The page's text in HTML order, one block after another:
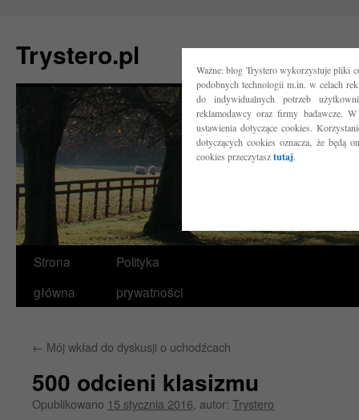
Ważne: blog Trystero wykorzystuje pliki
podobnych technologii m.in. w celach
do indywidualnych potrzeb
reklamodawcy oraz firmy badawcze.
ustawienia dotyczące cookies.
dotyczących cookies oznacza, że będą
cookies przeczytasztutaj.
Trystero.pl
Przejdź
do
Strona
główna
Polityka
prywatności
← Mój wkład do dyskusji o uchodźcach
500 odcieni klasizmu
Opublikowano 15 stycznia 2016 autor: Trystero